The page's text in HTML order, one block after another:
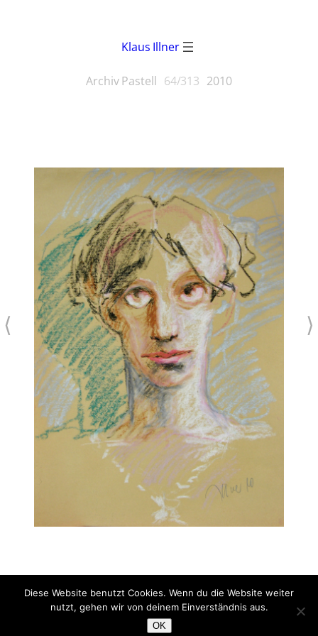
Klaus Illner
Archiv Pastell 64/313 2010
Portrait
Pastell
⟨ ⟩
Diese Website benutzt Cookies. Wenn du die Website weiter
nutzt, gehen wir von deinem Einverständnis aus.
OK